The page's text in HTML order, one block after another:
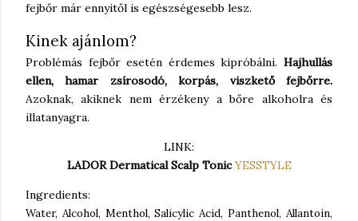
fejbőr már ennyitől is egészségesebb lesz.
Kinek ajánlom?
Problémás fejbőr esetén érdemes kipróbálni. Hajhullás
ellen, hamar zsírosodó, korpás, viszkető fejbőrre.
Azoknak, akiknek nem érzékeny a bőre alkoholra és
illatanyagra.
LINK:
LADOR Dermatical Scalp Tonic YESSTYLE
Ingredients:
Water, Alcohol, Menthol, Salicylic Acid, Panthenol, Allantoin,